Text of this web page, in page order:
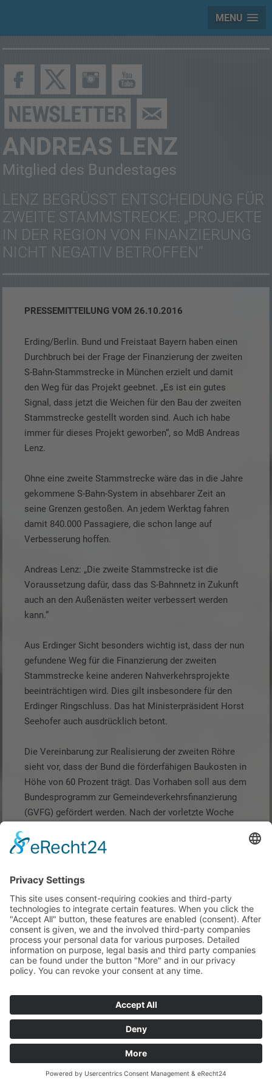
MENU
ANDREAS LENZ
Mitglied des Bundestages
LENZ BEGRÜSST ENTSCHEIDUNG FÜR Z
WEITE STAMMSTRECKE: „PROJEKTE I
N DER REGION VON FINANZIERUNG N
ICHT NEGATIV BETROFFEN“
PRESSEMITTEILUNG VOM 26.10.2016
Erding/Berlin. Bund und Freistaat Bayern haben einen
Durchbruch bei der Frage der Finanzierung der zweiten
S-Bahn-Stammstrecke in München erzielt und damit
den Weg für das Projekt geebnet. „Es ist ein gutes
Signal, dass jetzt die Weichen für den Bau der zweiten
Stammstrecke gestellt worden sind. Auch ich habe
immer für dieses Projekt geworben“, so MdB Andreas
Lenz.
Ohne eine zweite Stammstrecke wäre das in die Jahre
gekommene S-Bahn-System in absehbarer Zeit an
seine Grenzen gestoßen. An jedem Werktag fahren
damit 840.000 Passagiere, die schon lange auf
Verbesserung hoffen.
Andreas Lenz: „Die zweite Stammstrecke ist die
Voraussetzung dafür, dass das S-Bahnnetz in Zukunft
auch an den Außenästen weiter verbessert werden
kann.“
Aus Erdinger Sicht besonders wichtig ist, dass der nun
gefundene Weg für die Finanzierung der zweiten
Stammstrecke keine anderen Nahverkehrsprojekte
beeinträchtigen wird. Dies gilt insbesondere für den
Erdinger Ringschluss. Das hat Ministerpräsident Horst
Seehofer auch ausdrücklich betont.
Die Vereinbarung zur Realisierung der zweiten Röhre
sieht vor, dass der Bund die förderfähigen Baukosten in
Höhe von 60 Prozent trägt. Das Vorhaben soll aus dem
Bundesprogramm zur Gemeindeverkehrsfinanzierung
(GVFG) gefördert werden. Nach der vorletzte Woche
Finanzbeziehungen steht das GVFG-Bundesprogramm
„Bundesminister Dobrindt hatte stets betont, dass die
zweite Stammstrecke kommen müsse und der Bund
dazu einen erheblichen Anteil leisten werde. Dieses
Versprechen wurde ohne Abstriche eingehalten“, so der
Abgeordnete abschließend.